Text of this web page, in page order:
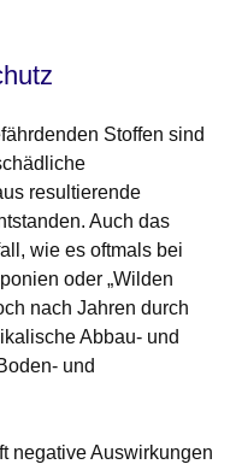
Stoffen sind
resultierende
Auch das
wie es oftmals bei
oder „Wilden
nach Jahren durch
Abbau- und
und
negative Auswirkungen